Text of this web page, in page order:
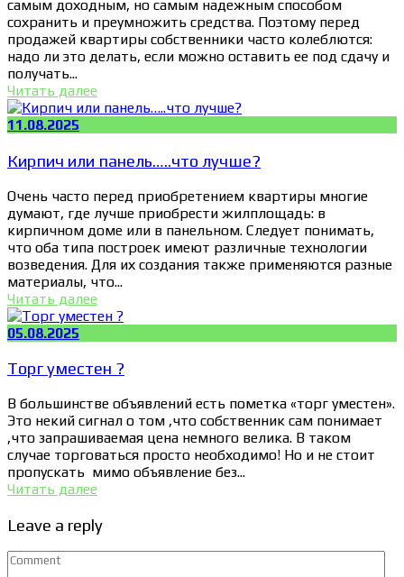
самым доходным, но самым надежным способом
сохранить и преумножить средства. Поэтому перед
продажей квартиры собственники часто колеблются:
надо ли это делать, если можно оставить ее под сдачу и
получать...
Читать далее
11.08.2025
Кирпич или панель…..что лучше?
Очень часто перед приобретением квартиры многие
думают, где лучше приобрести жилплощадь: в
кирпичном доме или в панельном. Следует понимать,
что оба типа построек имеют различные технологии
возведения. Для их создания также применяются разные
материалы, что...
Читать далее
05.08.2025
Торг уместен ?
В большинстве объявлений есть пометка «торг уместен».
Это некий сигнал о том ,что собственник сам понимает
,что запрашиваемая цена немного велика. В таком
случае торговаться просто необходимо! Но и не стоит
пропускать мимо объявление без...
Читать далее
Leave a reply